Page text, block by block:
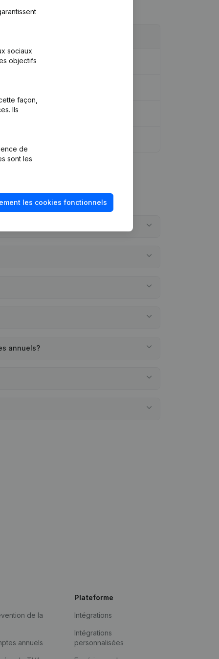
annuels?
sociaux
objectifs
façon,
Ils
de
sont les
les cookies fonctionnels
de la
annuels
Plateforme
Intégrations
Intégrations
personnalisées